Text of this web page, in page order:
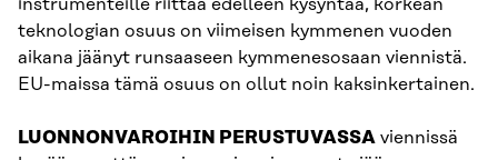
teknologian osuus on viimeisen kymmenen vuoden
aikana jäänyt runsaaseen kymmenesosaan viennistä.
EU-maissa tämä osuus on ollut noin kaksinkertainen.
LUONNONVAROIHIN PERUSTUVASSA viennissä